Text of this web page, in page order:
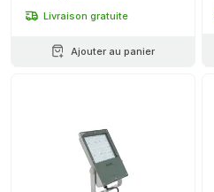
Livraison gratuite
Ajouter au panier